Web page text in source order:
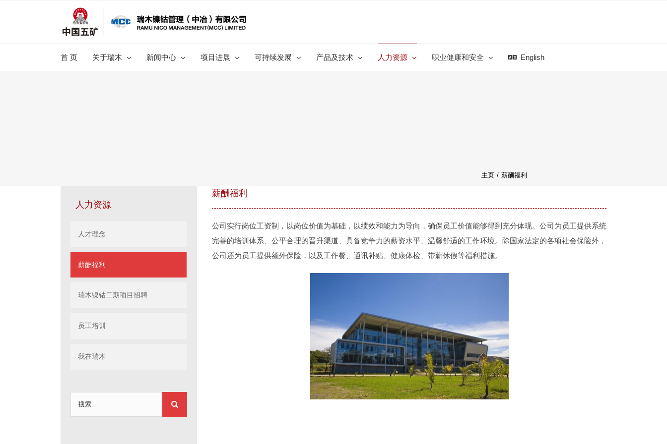
首 页 关于瑞木 新闻中心 项目进展 可持续发展 产品及技术 人力资源 职业健康和安全 English
主页 / 薪酬福利
薪酬福利
公司实行岗位工资制，以岗位价值为基础，以绩效和能力为导向，确保员工价值能够得到充分体现。公司为员工提供系统
完善的培训体系、公平合理的晋升渠道、具备竞争力的薪资水平、温馨舒适的工作环境。除国家法定的各项社会保险外，
公司还为员工提供额外保险，以及工作餐、通讯补贴、健康体检、带薪休假等福利措施。
人力资源
人才理念
薪酬福利
瑞木镍钴二期项目招聘
员工培训
我在瑞木